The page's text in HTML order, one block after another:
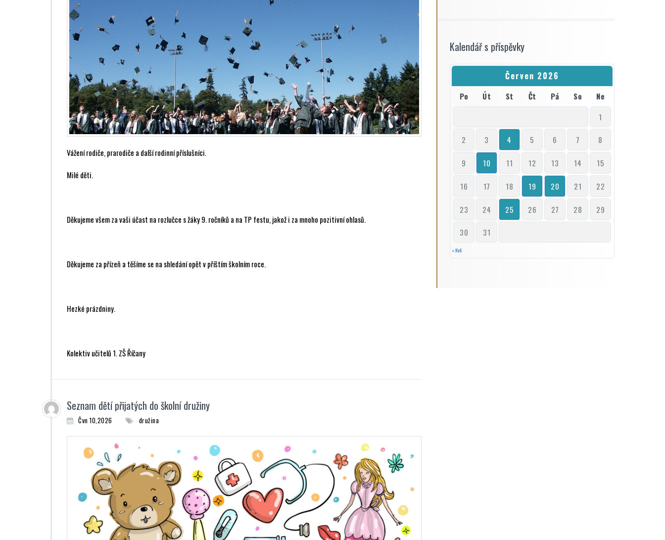
Vážení rodiče, prarodiče a další rodinní příslušníci.
Milé děti.
Děkujeme všem za vaši účast na rozlučce s žáky 9. ročníků a na TP festu, jakož i za mnoho pozitivní ohlasů.
Děkujeme za přízeň a těšíme se na shledání opět v příštím školním roce.
Hezké prázdniny.
Kolektiv učitelů 1. ZŠ Říčany
Seznam dětí přijatých do školní družiny
Čvn 10,2026 družina
Kalendář s příspěvky
Červen 2026
Po Út St Čt Pá So
Ne
1
2 3 4 5 6 7 8
9 10 11 12 13 14 15
16 17 18 19 20 21 22
23 24 25 26 27 28 29
30 31
« Kvě